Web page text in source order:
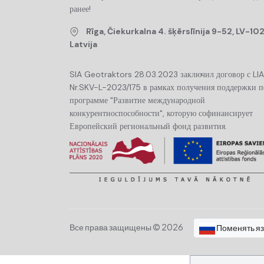
ранее!
Rīga, Čiekurkalna 4. šķērslīnija 9-52, LV-
Latvija
SIA Geotraktors 28.03.2023 заключил договор с
Nr.SKV-L-2023/175 в рамках получения поддержки
программе "Развитие международной
конкурентноспособности", которую софинансирует
Европейский региональный фонд развития.
Все права защищены © 2026 Поменять